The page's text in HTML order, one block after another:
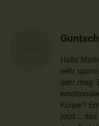
Hallo
sehr
sehr mag.
Körper?
jetzt...,